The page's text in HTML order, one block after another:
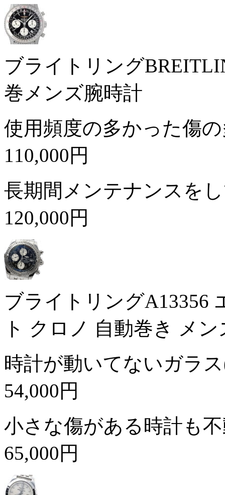
ブライトリング
巻メンズ腕時計
使用頻度の多かった傷
110,000円
長期間メンテナンスを
120,000円
ブライトリングA13356
ト クロノ 自動巻き メ
時計が動いてないガラ
54,000円
小さな傷がある時計も
65,000円